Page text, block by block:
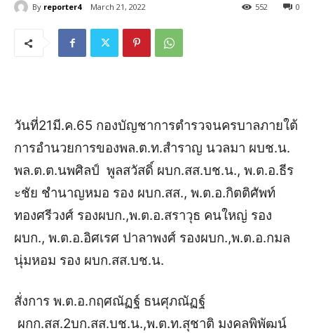
By reporter4 March 21, 2022 0
552
วันที่21มี.ค.65 กองบัญชาการตำรวจนครบาลภายใต้
การอำนวยการของพล.ต.ท.สำราญ นวลมา ผบช.น.
พล.ต.ต.นพศิลป์ พูลสวัสดิ์ ผบก.สส.บช.น., พ.ต.อ.ธีร
ะชัย ชำนาญหมอ รอง ผบก.สส., พ.ต.อ.กิตติศัพท์
ทองศรีวงศ์ รองผบก.,พ.ต.อ.สราวุธ คนใหญ่ รอง
ผบก., พ.ต.อ.อิศเรศ ปาลาพงศ์ รองผบก.,พ.ต.อ.กมล
นุ่มหอม รอง ผบก.สส.บช.น.
สั่งการ พ.ต.อ.กฤศณัฏฐ์ ธนศุภณัฏฐ์
ผกก.สส.2บก.สส.บช.น.,พ.ต.ท.สุชาติ มงคลพิพัฒน์